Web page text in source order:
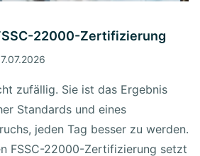
22000-Zertifizierung
zufällig. Sie ist das Ergebnis
Standards und eines
jeden Tag besser zu werden.
FSSC-22000-Zertifizierung setzt